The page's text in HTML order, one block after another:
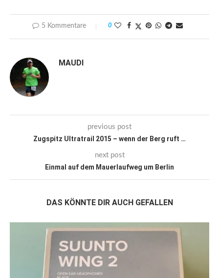
5 Kommentare 0
MAUDI
previous post
Zugspitz Ultratrail 2015 – wenn der Berg ruft …
next post
Einmal auf dem Mauerlaufweg um Berlin
DAS KÖNNTE DIR AUCH GEFALLEN